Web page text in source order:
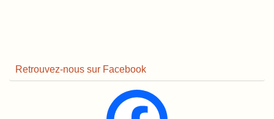
Retrouvez-nous sur Facebook